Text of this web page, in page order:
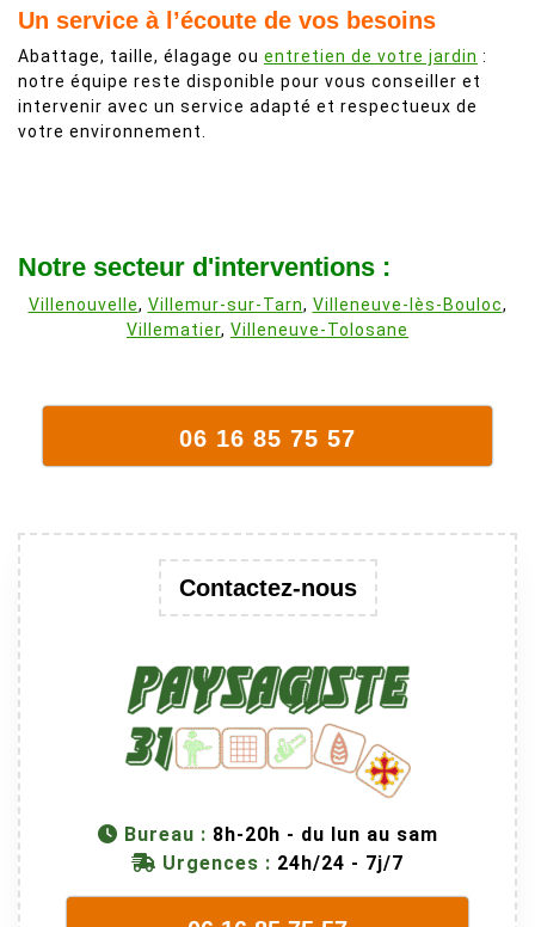
Un service à l’écoute de vos besoins
Abattage, taille, élagage ou entretien de votre jardin :
notre équipe reste disponible pour vous conseiller et
intervenir avec un service adapté et respectueux de
votre environnement.
Notre secteur d'interventions :
Villenouvelle, Villemur-sur-Tarn, Villeneuve-lès-Bouloc,
Villematier, Villeneuve-Tolosane
06 16 85 75 57
Contactez-nous
Bureau : 8h-20h - du lun au sam
Urgences : 24h/24 - 7j/7